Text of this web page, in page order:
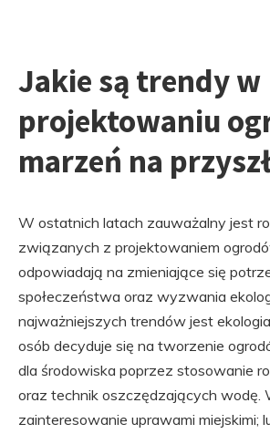
Jakie są trendy w
projektowaniu
marzeń na
W ostatnich latach zauważalny jest
związanych z projektowaniem
odpowiadają na zmieniające się
społeczeństwa oraz wyzwania
najważniejszych trendów jest
osób decyduje się na tworzenie
dla środowiska poprzez stosowanie
oraz technik oszczędzających wodę.
zainteresowanie uprawami miejskimi;